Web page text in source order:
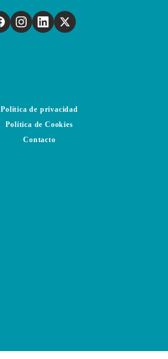
Política de privacidad
Política de Cookies
Contacto